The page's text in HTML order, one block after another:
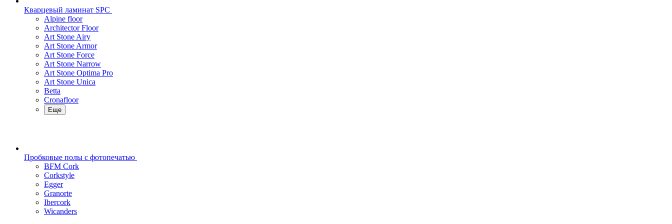
Кварцевый ламинат SPC
Alpine floor
Architector Floor
Art Stone Airy
Art Stone Armor
Art Stone Force
Art Stone Narrow
Art Stone Optima Pro
Art Stone Unica
Betta
Cronafloor
Еще
Пробковые полы с фотопечатью
BFM Cork
Corkstyle
Egger
Granorte
Ibercork
Wicanders